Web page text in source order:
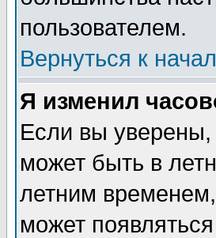
пользователем.
Вернуться к
Я изменил
Если вы уверены,
может быть в
летним временем,
может